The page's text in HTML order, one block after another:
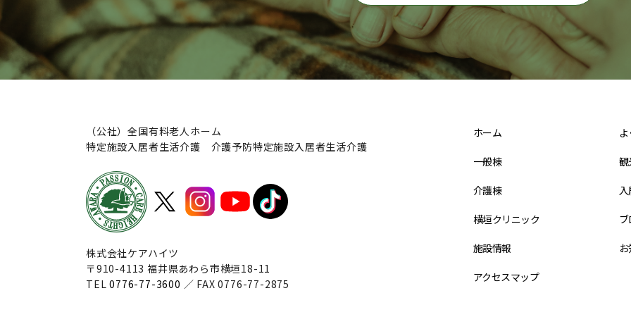
（公社）全国有料老人ホーム
特定施設入居者生活介護 介護予防特定施設入居者生活介護
株式会社ケアハイツ
〒910-4113 福井県あわら市横垣18-11
TEL0776-77-3600 ／ FAX 0776-77-2875
ホーム
一般棟
介護棟
横垣クリニック
施設情報
アクセスマップ
観